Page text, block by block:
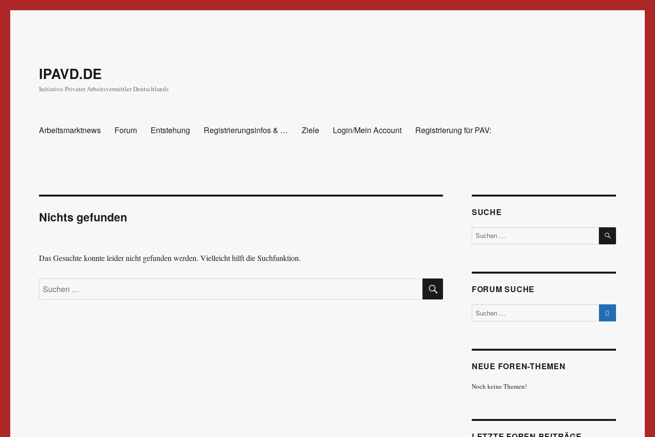
IPAVD.DE
Initiative Privater Arbeitsvermittler Deutschlands
Arbeitsmarktnews Forum Entstehung Registrierungsinfos & … Ziele Login/Mein Account Registrierung für PAV:
Nichts gefunden
Das Gesuchte konnte leider nicht gefunden werden. Vielleicht hilft die Suchfunktion.
Suchen
nach:
SUCHEN
SUCHE
Suchen
nach:
SUCHEN
FORUM SUCHE
NEUE FOREN-THEMEN
Noch keine Themen!